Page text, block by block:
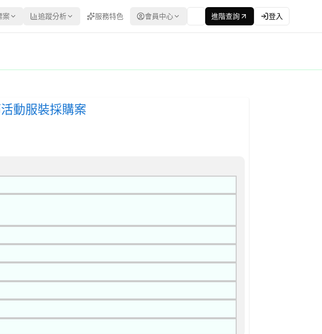
案 追蹤分析 服務特色 會員中心 進階查詢 登入
號：115-04-023 | 公開取得報價單或企劃書 公告
式：參考最有利標精神 | 資料來源：台灣政府電子採購網（公共工程委員會） | 更新
動服裝採購案